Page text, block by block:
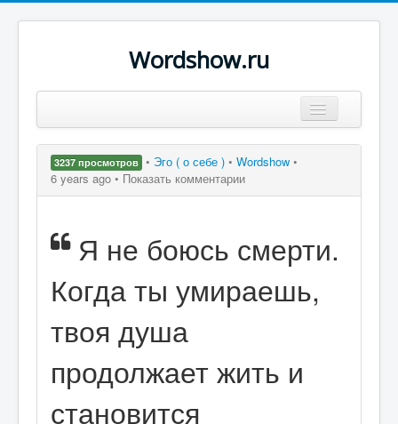
Wordshow.ru
Популярные цитаты
Поиск
3237 просмотров • Эго ( о себе ) • Wordshow •
6 years ago • Показать комментарии
Я не боюсь смерти.
Когда ты умираешь,
твоя душа
продолжает жить и
становится